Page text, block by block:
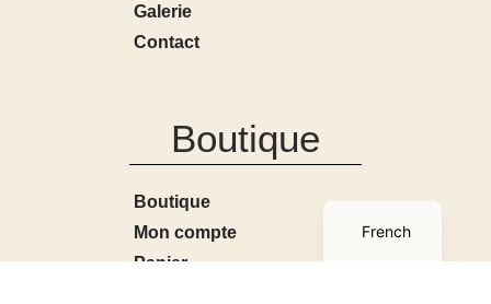
Galerie
Contact
Boutique
Boutique
Mon compte
Panier
French